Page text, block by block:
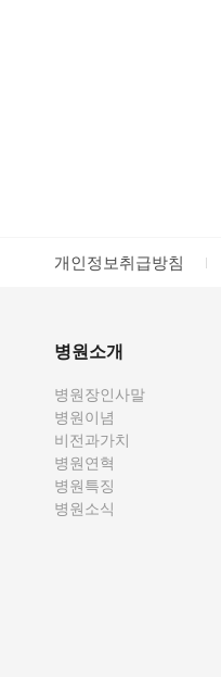
개인정보취급방침
병원소개
병원장인사말
병원이념
비전과가치
병원연혁
병원특징
병원소식